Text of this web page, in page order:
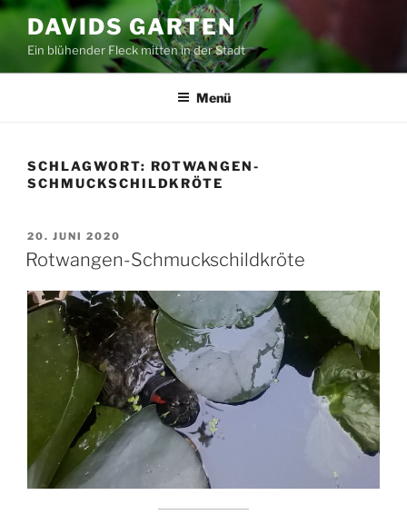
Zum
Inhalt
springen
DAVIDS GARTEN
Ein blühender Fleck mitten in der Stadt
Menü
SCHLAGWORT: ROTWANGEN-
SCHMUCKSCHILDKRÖTE
VERÖFFENTLICHT
AM
20. JUNI 2020
Rotwangen-Schmuckschildkröte